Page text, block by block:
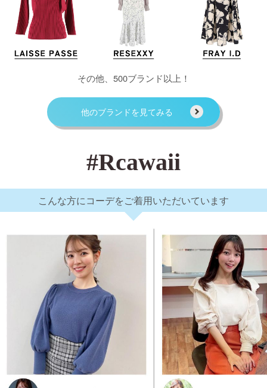
その他、500ブランド以上！
他のブランドを見てみる
#Rcawaii
こんな方にコーデをご着用いただいています